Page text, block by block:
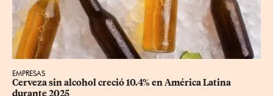
EMPRESAS
Cerveza sin alcohol creció 10.4% en América Latina